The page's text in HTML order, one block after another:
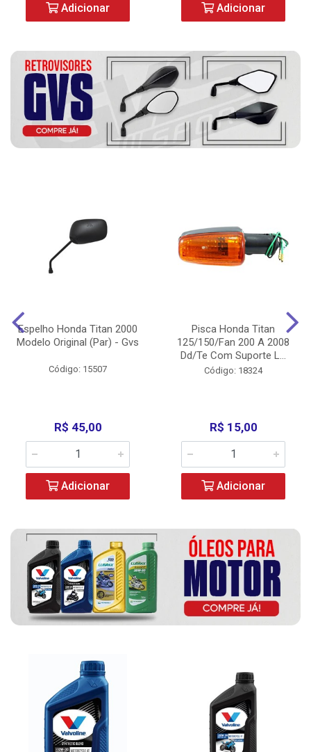
Adicionar Adicionar
Espelho Honda Titan 2000
Modelo Original (Par) - Gvs
Código: 15507
R$ 45,00
Adicionar
Pisca Honda Titan
125/150/Fan 200 A 2008
Dd/Te Com Suporte L...
Código: 18324
R$ 15,00
Adicionar